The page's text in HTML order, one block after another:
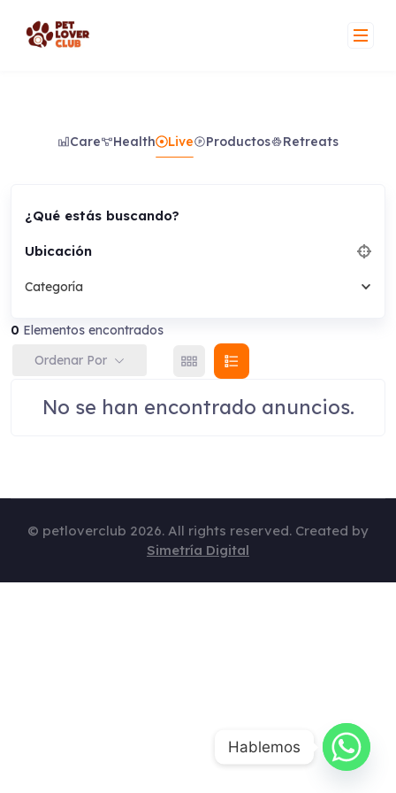
content
Care Health Live Productos Retreats
¿Qué estás buscando?
Ubicación
Categoría
0 Elementos encontrados
Ordenar Por
No se han encontrado anuncios.
© petloverclub 2026. All rights reserved. Created by
Simetría Digital
Hablemos